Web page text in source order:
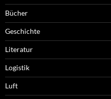
Bücher
Geschichte
Literatur
Logistik
Luft